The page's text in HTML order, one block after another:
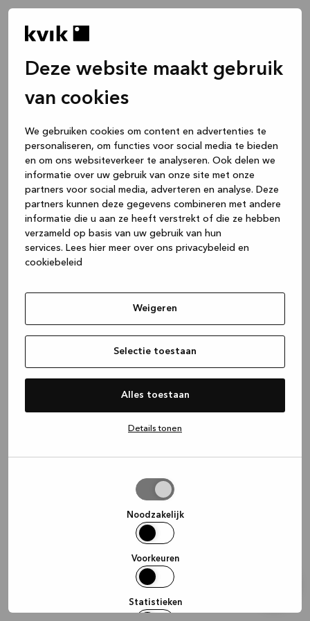
Deze website maakt gebruik
van cookies
We gebruiken cookies om content en advertenties te
personaliseren, om functies voor social media te bieden
en om ons websiteverkeer te analyseren. Ook delen we
informatie over uw gebruik van onze site met onze
partners voor social media, adverteren en analyse. Deze
partners kunnen deze gegevens combineren met andere
informatie die u aan ze heeft verstrekt of die ze hebben
verzameld op basis van uw gebruik van hun
services. Lees hier meer over ons privacybeleid en
cookiebeleid
Weigeren
Selectie toestaan
Alles toestaan
Details tonen
Noodzakelijk
Voorkeuren
Statistieken
(see the browser console for more
information).